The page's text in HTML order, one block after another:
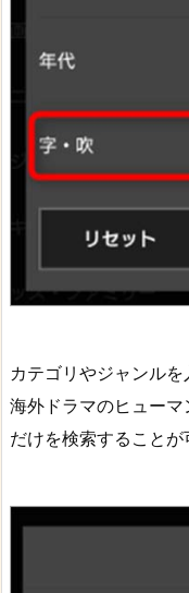
カテゴリやジャンルを
海外ドラマのヒュー
だけを検索することが